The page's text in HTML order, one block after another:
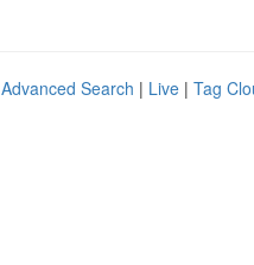
Advanced Search | Live | Tag